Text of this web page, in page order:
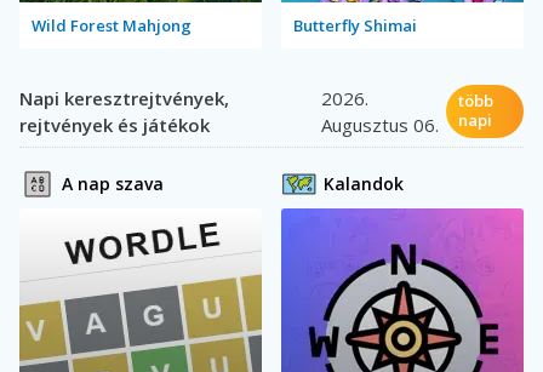
Wild Forest Mahjong Butterfly Shimai
Napi keresztrejtvények,
rejtvények és játékok
2026.
Augusztus 06.
több
napi
A nap szava Kalandok